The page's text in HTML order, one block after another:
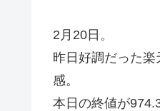
2月20日。
昨日好調だった
感。
本日の終値が